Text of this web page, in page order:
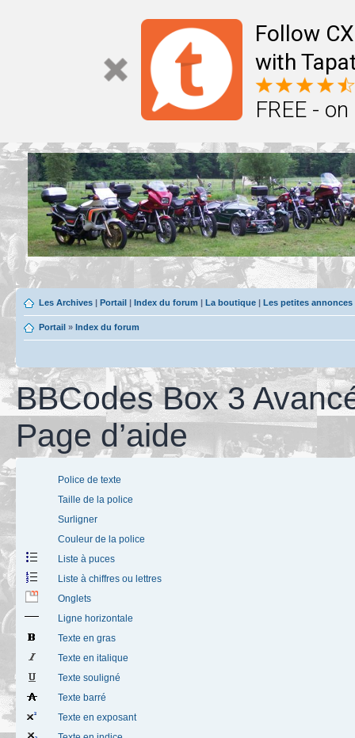
Follow
with
FREE -
Les Archives | Portail | Index du forum | La boutique | Les petites
Portail » Index du forum
BBCodes Box 3
Page d’aide
Police de texte
Taille de la police
Surligner
Couleur de la police
Liste à puces
Liste à chiffres ou lettres
Onglets
Ligne horizontale
Texte en gras
Texte en italique
Texte souligné
Texte barré
Texte en exposant